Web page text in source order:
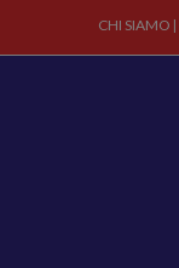
CHI SIAMO |